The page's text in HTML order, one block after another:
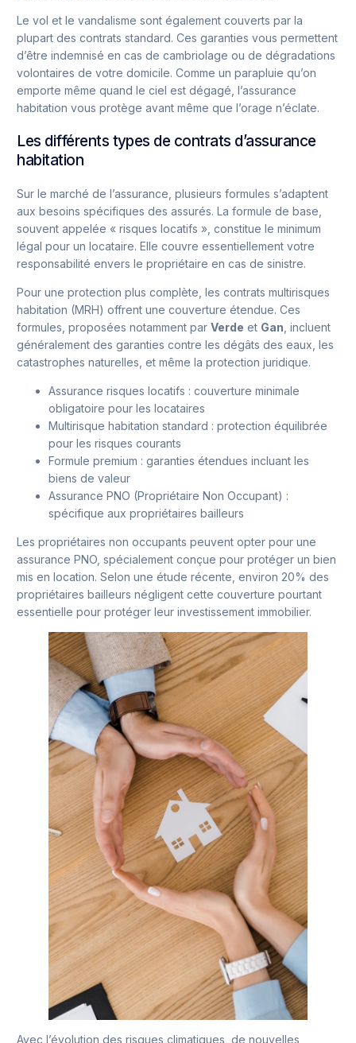
Le vol et le vandalisme sont également couverts par la
plupart des contrats standard. Ces garanties vous permettent
d’être indemnisé en cas de cambriolage ou de dégradations
volontaires de votre domicile. Comme un parapluie qu’on
emporte même quand le ciel est dégagé, l’assurance
habitation vous protège avant même que l’orage n’éclate.
Les différents types de contrats d’assurance
habitation
Sur le marché de l’assurance, plusieurs formules s’adaptent
aux besoins spécifiques des assurés. La formule de base,
souvent appelée « risques locatifs », constitue le minimum
légal pour un locataire. Elle couvre essentiellement votre
responsabilité envers le propriétaire en cas de sinistre.
Pour une protection plus complète, les contrats multirisques
habitation (MRH) offrent une couverture étendue. Ces
formules, proposées notamment parVerde et Gan , incluent
généralement des garanties contre les dégâts des eaux, les
catastrophes naturelles, et même la protection juridique.
Assurance risques locatifs : couverture minimale
obligatoire pour les locataires
Multirisque habitation standard : protection équilibrée
pour les risques courants
Formule premium : garanties étendues incluant les
biens de valeur
Assurance PNO (Propriétaire Non Occupant) :
spécifique aux propriétaires bailleurs
Les propriétaires non occupants peuvent opter pour une
assurance PNO, spécialement conçue pour protéger un bien
mis en location. Selon une étude récente, environ 20% des
propriétaires bailleurs négligent cette couverture pourtant
essentielle pour protéger leur investissement immobilier.
Avec l’évolution des risques climatiques, de nouvelles